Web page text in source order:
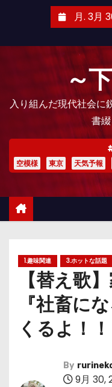
月. 3月
～
入り組んだ現代社会に
書
空模様 東京 天気予報
1.趣味関連 3.ホットな話題
【替え歌
『社畜に
くるよ！！
By
9月 30,